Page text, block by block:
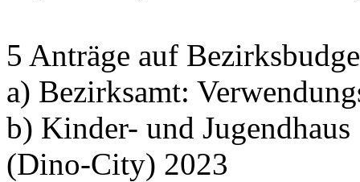
5 Anträge auf
a) Bezirksamt:
b) Kinder- und
(Dino-City) 2023